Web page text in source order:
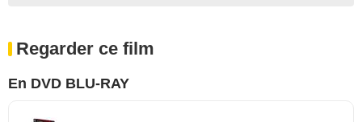
Regarder ce film
En DVD BLU-RAY